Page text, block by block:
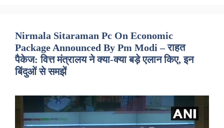
Nirmala Sitaraman Pc On Economic
Package Announced By Pm Modi – राहत
पैकेज: वित्त मंत्रालय ने क्या-क्या बड़े एलान किए, इन
बिंदुओं से समझें